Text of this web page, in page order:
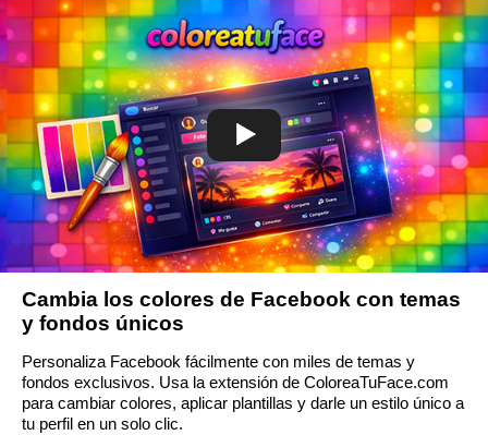
Cambia los colores de Facebook con temas
y fondos únicos
Personaliza Facebook fácilmente con miles de temas y
fondos exclusivos. Usa la extensión de ColoreaTuFace.com
para cambiar colores, aplicar plantillas y darle un estilo único a
tu perfil en un solo clic.